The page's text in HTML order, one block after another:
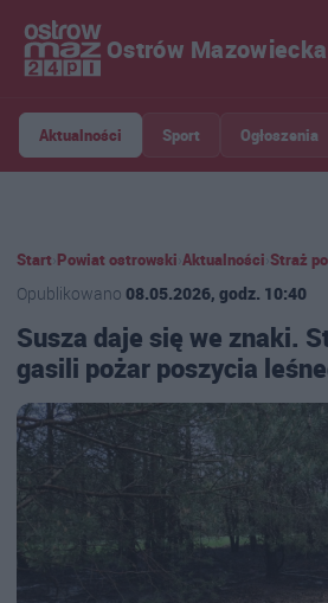
Ostrów Mazowiecka
Aktualności Sport Ogłoszenia
Start Powiat ostrowski Aktualności Straż
Opublikowano 08.05.2026, godz. 10:40
Susza daje się we znaki.
gasili pożar poszycia